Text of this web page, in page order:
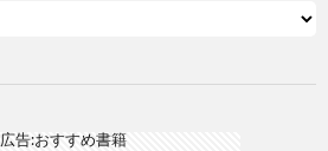
広告:おすすめ書籍